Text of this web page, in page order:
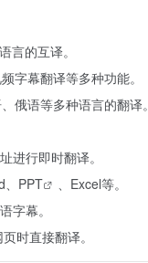
言的互译。
字幕翻译等多种功能。
俄语等多种语言的翻译。
进行即时翻译。
PPT
、Excel等。
字幕。
时直接翻译。